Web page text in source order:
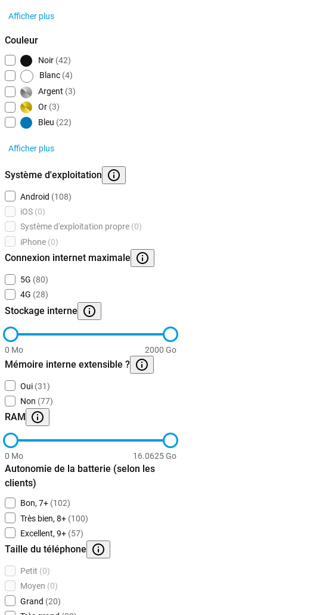
Afficher plus
Couleur
Noir (42)
Blanc (4)
Argent (3)
Or (3)
Bleu (22)
Afficher plus
Système d'exploitation
Android (108)
iOS (0)
Système d'exploitation propre (0)
iPhone (0)
Connexion internet maximale
5G (80)
4G (28)
Stockage interne
0 Mo 2000 Go
Mémoire interne extensible ?
Oui (31)
Non (77)
RAM
0 Mo 16.0625 Go
Autonomie de la batterie (selon les
clients)
Bon, 7+ (102)
Très bien, 8+ (100)
Excellent, 9+ (57)
Taille du téléphone
Petit (0)
Moyen (0)
Grand (20)